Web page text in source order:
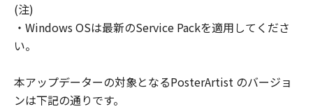
所有権
「本ソフトウエア」及びその複製物に係る
ンまたはキヤノンのライセンサーに帰属し
ます。
(注)
・Windows OSは最新のService Packを適用してくださ
い。
本アップデーターの対象となるPosterArtist のバージョ
ンは下記の通りです。